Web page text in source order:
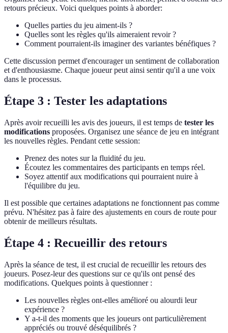
retours précieux. Voici quelques points à aborder:
Quelles parties du jeu aiment-ils ?
Quelles sont les règles qu'ils aimeraient revoir ?
Comment pourraient-ils imaginer des variantes bénéfiques ?
Cette discussion permet d'encourager un sentiment de collaboration
et d'enthousiasme. Chaque joueur peut ainsi sentir qu'il a une voix
dans le processus.
Étape 3 : Tester les adaptations
Après avoir recueilli les avis des joueurs, il est temps de tester les
modifications proposées. Organisez une séance de jeu en intégrant
les nouvelles règles. Pendant cette session:
Prenez des notes sur la fluidité du jeu.
Écoutez les commentaires des participants en temps réel.
Soyez attentif aux modifications qui pourraient nuire à
l'équilibre du jeu.
Il est possible que certaines adaptations ne fonctionnent pas comme
prévu. N'hésitez pas à faire des ajustements en cours de route pour
obtenir de meilleurs résultats.
Étape 4 : Recueillir des retours
Après la séance de test, il est crucial de recueillir les retours des
joueurs. Posez-leur des questions sur ce qu'ils ont pensé des
modifications. Quelques points à questionner :
Les nouvelles règles ont-elles amélioré ou alourdi leur
expérience ?
Y a-t-il des moments que les joueurs ont particulièrement
appréciés ou trouvé déséquilibrés ?